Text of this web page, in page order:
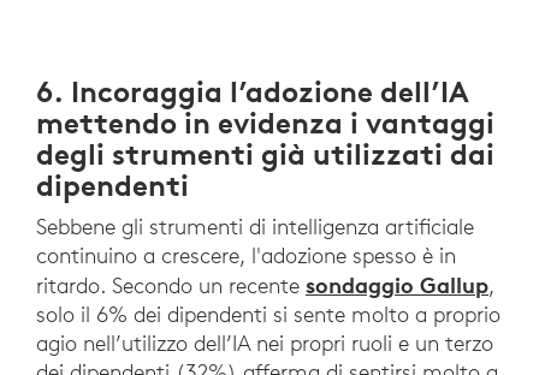
6. Incoraggia l’adozione dell’IA
mettendo in evidenza i vantaggi
degli strumenti già utilizzati dai
dipendenti
Sebbene gli strumenti di intelligenza artificiale
continuino a crescere, l'adozione spesso è in
ritardo. Secondo un recente sondaggio Gallup,
solo il 6% dei dipendenti si sente molto a proprio
agio nell’utilizzo dell’IA nei propri ruoli e un terzo